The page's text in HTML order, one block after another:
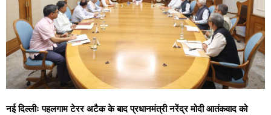
नई दिल्लीः पहलगाम टेरर अटैक के बाद प्रधानमंत्री नरेंद्र मोदी आतंकवाद को